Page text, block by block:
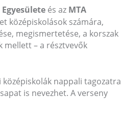
és az MTA
középiskolások számára,
megismertetése, a korszak
mellett – a résztvevők
nappali tagozatra
is nevezhet. A verseny